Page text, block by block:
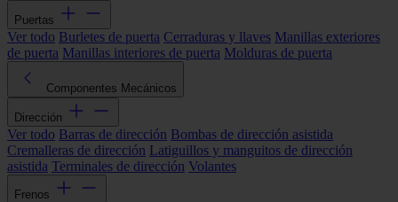
Puertas
Ver todo Burletes de puerta Cerraduras y llaves Manillas exteriores
de puerta Manillas interiores de puerta Molduras de puerta
Componentes Mecánicos
Dirección
Ver todo Barras de dirección Bombas de dirección asistida
Cremalleras de dirección Latiguillos y manguitos de dirección
asistida Terminales de dirección Volantes
Frenos